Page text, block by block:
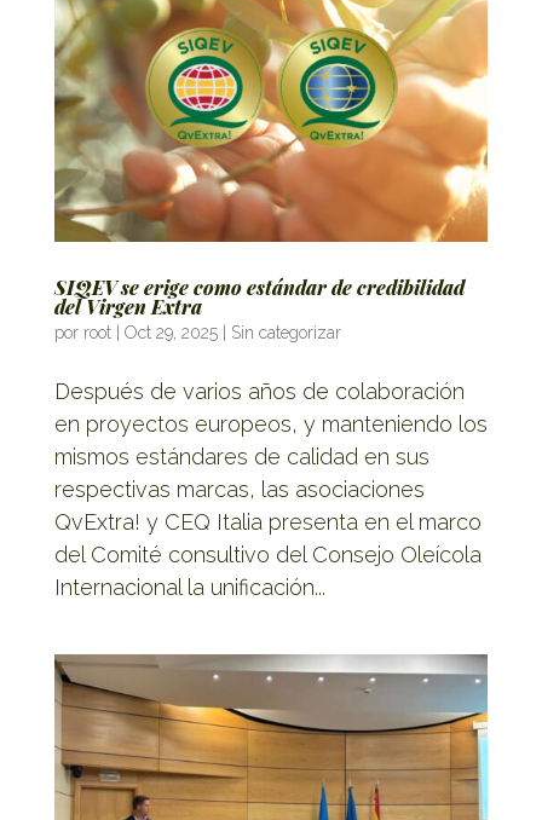
SIQEV se erige como estándar de credibilidad
del Virgen Extra
por root| Oct 29, 2025| Sin categorizar
Después de varios años de colaboración
en proyectos europeos, y manteniendo los
mismos estándares de calidad en sus
respectivas marcas, las asociaciones
QvExtra! y CEQ Italia presenta en el marco
del Comité consultivo del Consejo Oleícola
Internacional la unificación...